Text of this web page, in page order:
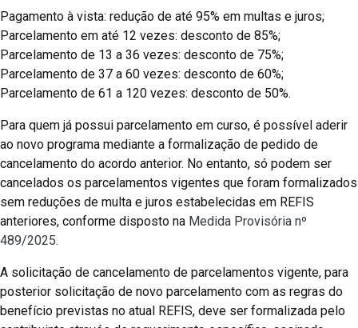
Pagamento à vista: redução de até 95% em multas e juros;
Parcelamento em até 12 vezes: desconto de 85%;
Parcelamento de 13 a 36 vezes: desconto de 75%;
Parcelamento de 37 a 60 vezes: desconto de 60%;
Parcelamento de 61 a 120 vezes: desconto de 50%.
Para quem já possui parcelamento em curso, é possível aderir
ao novo programa mediante a formalização de pedido de
cancelamento do acordo anterior. No entanto, só podem ser
cancelados os parcelamentos vigentes que foram formalizados
sem reduções de multa e juros estabelecidas em REFIS
anteriores, conforme disposto na Medida Provisória nº
489/2025.
A solicitação de cancelamento de parcelamentos vigente, para
posterior solicitação de novo parcelamento com as regras do
benefício previstas no atual REFIS, deve ser formalizada pelo